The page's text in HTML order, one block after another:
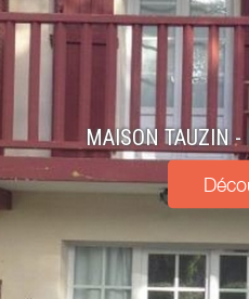
MAISON TAUZIN -